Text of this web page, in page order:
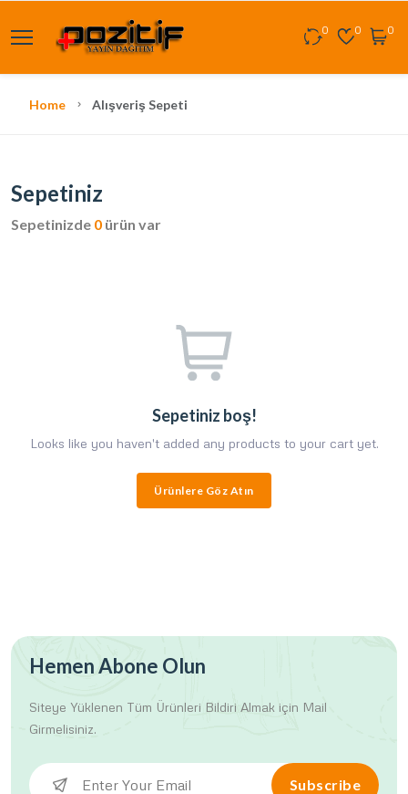
0 0 0
Home Alışveriş Sepeti
Sepetiniz
Sepetinizde 0 ürün var
Sepetiniz boş!
Looks like you haven't added any products to your cart yet.
Ürünlere Göz Atın
Hemen Abone Olun
Siteye Yüklenen Tüm Ürünleri Bildiri Almak için Mail
Girmelisiniz.
Subscribe